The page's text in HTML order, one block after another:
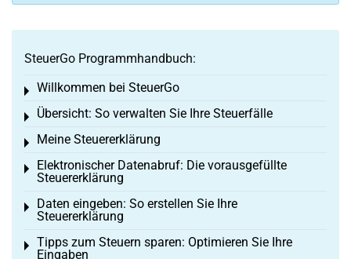
SteuerGo Programmhandbuch:
Willkommen bei SteuerGo
Toggle menu
Übersicht: So verwalten Sie Ihre Steuerfälle
Toggle menu
Meine Steuererklärung
Toggle menu
Elektronischer Datenabruf: Die vorausgefüllte
Steuererklärung
Toggle menu
Daten eingeben: So erstellen Sie Ihre
Steuererklärung
Toggle menu
Tipps zum Steuern sparen: Optimieren Sie Ihre
Eingaben
Toggle menu